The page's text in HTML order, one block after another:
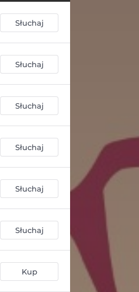
Słuchaj
Słuchaj
Słuchaj
Słuchaj
Słuchaj
Słuchaj
Kup